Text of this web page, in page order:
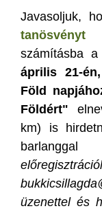
Javasoljuk,
tanösvényt
számításba
április 21-
Föld
Földért"
km) is
üzenettel és